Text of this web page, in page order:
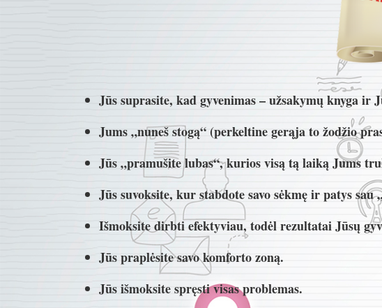
Jūs suprasite, kad gyvenimas – užsakymų knyga
Jums „nuneš stogą“ (perkeltine gerąja to žodžio
Jūs „pramušite lubas“, kurios visą tą laiką Jums
Jūs suvoksite, kur stabdote savo sėkmę ir patys sau
Išmoksite dirbti efektyviau, todėl rezultatai Jūsų
Jūs praplėsite savo komforto zoną.
Jūs išmoksite spręsti visas problemas.